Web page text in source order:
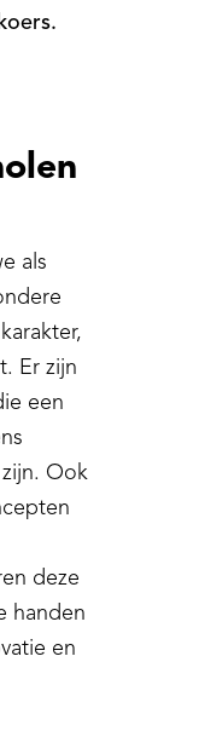
als
Er zijn
een
Ook
deze
handen
en